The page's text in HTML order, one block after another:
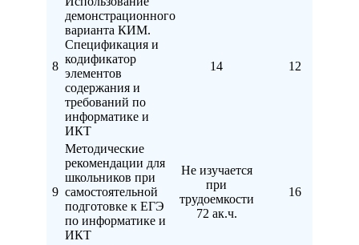
8
демонстрационного
варианта КИМ.
Спецификация и
кодификатор
элементов
содержания и
требований по
информатике и
ИКТ
14 12
9
Методические
рекомендации для
школьников при
самостоятельной
подготовке к ЕГЭ
по информатике и
ИКТ
Не изучается
при
трудоемкости
72 ак.ч.
16